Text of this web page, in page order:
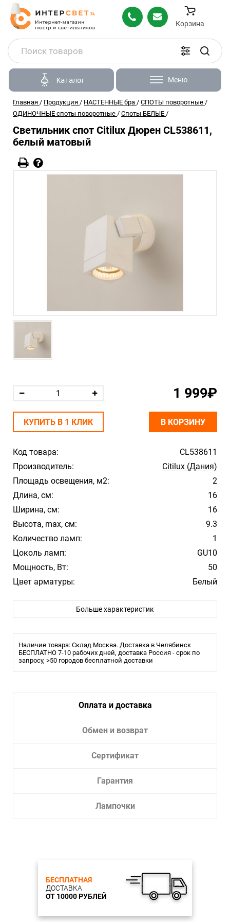
Корзина
Каталог Меню
Главная / Продукция / НАСТЕННЫЕ бра / СПОТЫ поворотные /
ОДИНОЧНЫЕ споты поворотные / Споты БЕЛЫЕ /
Светильник спот Citilux Дюрен CL538611,
белый матовый
Код товара:
CL538611
Производитель:
Citilux (Дания)
Площадь освещения, м2:
2
Длина, см:
16
Ширина, см:
16
Высота, max, см:
9.3
Количество ламп:
1
Цоколь ламп:
GU10
Мощность, Вт:
50
Цвет арматуры:
Белый
Материал плафона/абажура:
Тип лампы:
галогеновая или LED
Материал арматуры металл
Цвет плафона белый
Тип поверхности арматуры матовый
Больше характеристик
Наличие товара: Склад Москва. Доставка в Челябинск
БЕСПЛАТНО 7-10 рабочих дней, доставка Россия - срок по
запросу, >50 городов бесплатной доставки
1 999₽
КУПИТЬ В 1 КЛИК В КОРЗИНУ
Оплата и доставка
Обмен и возврат
Сертификат
Гарантия
Лампочки
БЕСПЛАТНАЯ
ДОСТАВКА
ОТ 10000 РУБЛЕЙ